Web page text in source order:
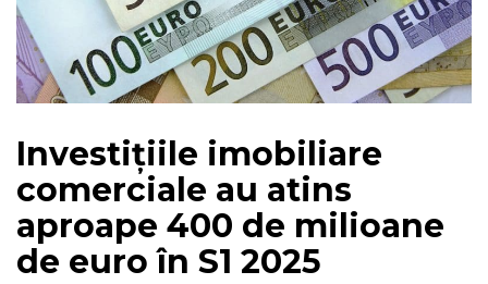
Investițiile imobiliare
comerciale au atins
aproape 400 de milioane
de euro în S1 2025